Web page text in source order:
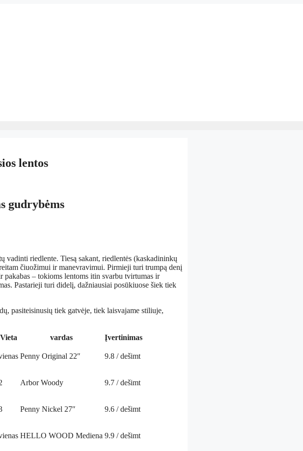
lentos
gudrybėms
vadinti riedlente. Tiesą sakant, riedlentės (kaskadininkų
čiuožimui ir manevravimui. Pirmieji turi trumpą denį
pakabas – tokioms lentoms itin svarbu tvirtumas ir
Pastarieji turi didelį, dažniausiai posūkiuose šiek tiek
pasiteisinusių tiek gatvėje, tiek laisvajame stiliuje,
Vieta vardas Įvertinimas
Penny Original 22″ 9.8 / dešimt
Arbor Woody 9.7 / dešimt
Penny Nickel 27″ 9.6 / dešimt
HELLO WOOD Mediena 9.9 / dešimt